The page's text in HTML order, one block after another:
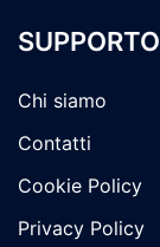
SUPPORTO
Chi siamo
Contatti
Cookie Policy
Privacy Policy